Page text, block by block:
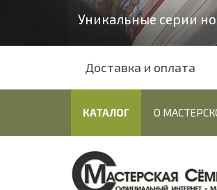
Уникальные серии
Доставка и оплата
КАТАЛОГ О